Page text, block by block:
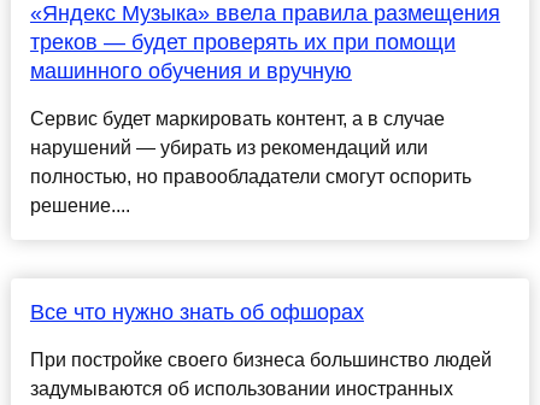
«Яндекс Музыка» ввела правила размещения
треков — будет проверять их при помощи
машинного обучения и вручную
Сервис будет маркировать контент, а в случае
нарушений — убирать из рекомендаций или
полностью, но правообладатели смогут оспорить
решение....
Все что нужно знать об офшорах
При постройке своего бизнеса большинство людей
задумываются об использовании иностранных